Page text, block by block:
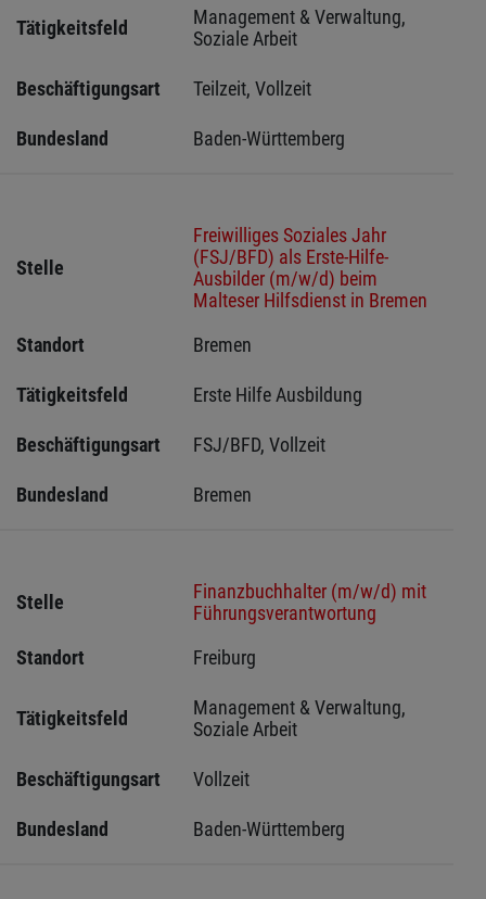
Tätigkeitsfeld
Management & Verwaltung,
Soziale Arbeit
Beschäftigungsart Teilzeit, Vollzeit
Bundesland Baden-Württemberg
Stelle
Freiwilliges Soziales Jahr
(FSJ/BFD) als Erste-Hilfe-
Ausbilder (m/w/d) beim
Malteser Hilfsdienst in Bremen
Standort
Bremen
Tätigkeitsfeld Erste Hilfe Ausbildung
Beschäftigungsart FSJ/BFD, Vollzeit
Bundesland Bremen
Stelle
Finanzbuchhalter (m/w/d) mit
Führungsverantwortung
Standort
Freiburg
Tätigkeitsfeld
Management & Verwaltung,
Soziale Arbeit
Beschäftigungsart Vollzeit
Bundesland Baden-Württemberg